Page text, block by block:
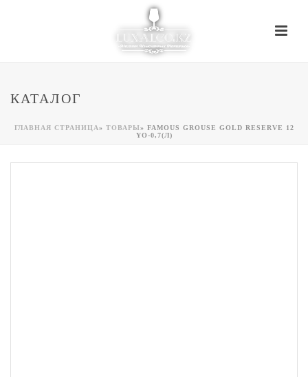
КАТАЛОГ
ГЛАВНАЯ СТРАНИЦА» ТОВАРЫ» FAMOUS GROUSE GOLD RESERVE 12
YO-0,7(Л)